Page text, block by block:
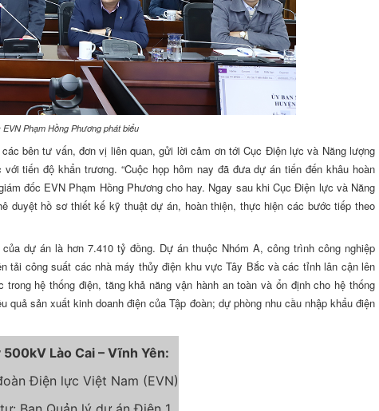
Phạm Hồng Phương phát biểu
bên tư vấn, đơn vị liên quan, gửi lời cảm ơn tới Cục Điện lực và Năng lượng
tiến độ khẩn trương. “Cuộc họp hôm nay đã đưa dự án tiến đến khâu hoàn
đốc EVN Phạm Hồng Phương cho hay. Ngay sau khi Cục Điện lực và Năng
duyệt hồ sơ thiết kế kỹ thuật dự án, hoàn thiện, thực hiện các bước tiếp theo
dự án là hơn 7.410 tỷ đồng. Dự án thuộc Nhóm A, công trình công nghiệp
tải công suất các nhà máy thủy điện khu vực Tây Bắc và các tỉnh lân cận lên
hệ thống điện, tăng khả năng vận hành an toàn và ổn định cho hệ thống
sản xuất kinh doanh điện của Tập đoàn; dự phòng nhu cầu nhập khẩu điện
Lào Cai – Vĩnh Yên:
Điện lực Việt Nam (EVN)